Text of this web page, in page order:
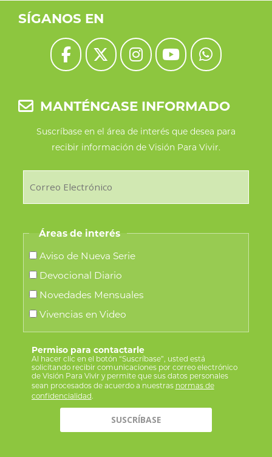
SÍGANOS EN
MANTÉNGASE INFORMADO
Suscríbase en el área de interés que desea para
recibir información de Visión Para Vivir.
Áreas de interés
Aviso de Nueva Serie
Devocional Diario
Novedades Mensuales
Vivencias en Video
Permiso para contactarle
Al hacer clic en el botón “Suscríbase”, usted está
solicitando recibir comunicaciones por correo electrónico
de Visión Para Vivir y permite que sus datos personales
sean procesados de acuerdo a nuestras normas de
confidencialidad.